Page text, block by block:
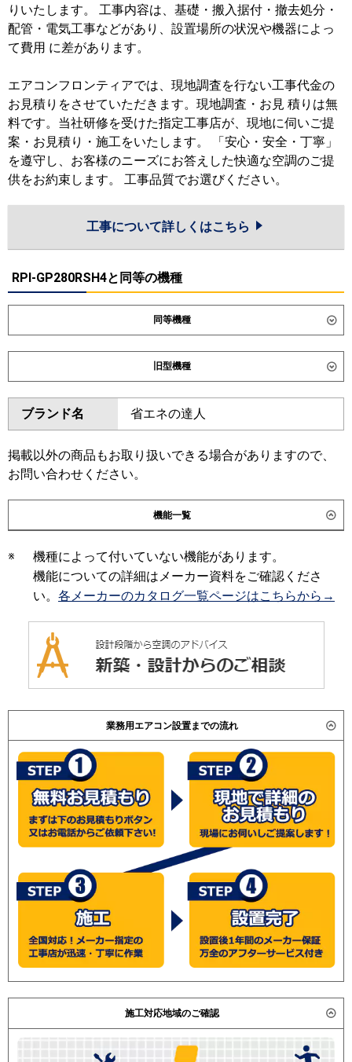
りいたします。 工事内容は、基礎・搬入据付・撤去処分・
配管・電気工事などがあり、設置場所の状況や機器によっ
て費用 に差があります。
エアコンフロンティアでは、現地調査を行ない工事代金の
お見積りをさせていただきます。現地調査・お見 積りは無
料です。当社研修を受けた指定工事店が、現地に伺いご提
案・お見積り・施工をいたします。 「安心・安全・丁寧」
を遵守し、お客様のニーズにお答えした快適な空調のご提
供をお約束します。 工事品質でお選びください。
工事について詳しくはこちら
RPI-GP280RSH4と同等の機種
同等機種
ダイキン SZRMH280C SZRM280C
東芝 RDSA28014MUB
三菱電機 PEZ-ERMP280E6
日立 RPI-GP280RSH5
三菱重工 FDUV2806H6A
PA-P280E7HNC
旧型機種
ダイキン SZRMH280BB SZRMH280BA
SZRM280BA
SZRM280B SZRMH280A
SZRM280A SZZMH280CJ
SZZM280CJ
東芝 RDSA28013MUB ADSA28027MU
ADSA28017MU
三菱電機 PEZ-ERMP280E5 PEZ-
ERMP280E4 PEZ-ERMP280E3
PEZ-ERMP280E2 PEZ-
日立 RPI-GP280RSH3 RPI-GP280RSH2
RPI-AP280SH7
三菱重工 FDUV2805H5A FDUVP2804H5A
FDUVP2804H5 FDUVP2804H5S
パナソニック PA-P280E7HNB PA-P280E7HN
PA-P280E6HNB PA-P280E6HN
ブランド名 省エネの達人
掲載以外の商品もお取り扱いできる場合がありますので、
お問い合わせください。
機能一覧
※
機種によって付いていない機能があります。
機能についての詳細はメーカー資料をご確認くださ
い。 各メーカーのカタログ一覧ページはこちらから→
業務用エアコン設置までの流れ
施工対応地域のご確認